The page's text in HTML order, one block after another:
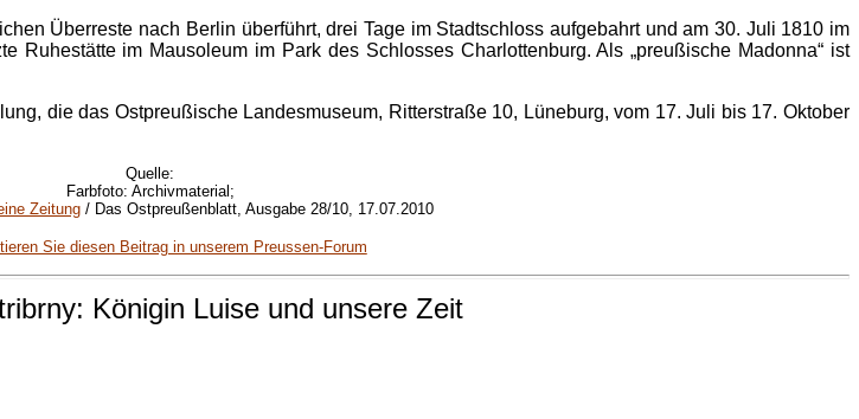
Überreste nach Berlin überführt, drei Tage im Stadtschloss aufgebahrt und am 30. Juli 1810 im
Ruhestätte im Mausoleum im Park des Schlosses Charlottenburg. Als „preußische Madonna“ ist
die das Ostpreußische Landesmuseum, Ritterstraße 10, Lüneburg, vom 17. Juli bis 17. Oktober
Quelle:
Farbfoto: Archivmaterial;
Zeitung/ Das Ostpreußenblatt, Ausgabe 28/10, 17.07.2010
Sie diesen Beitrag in unserem Preussen-Forum
Königin Luise und unsere Zeit